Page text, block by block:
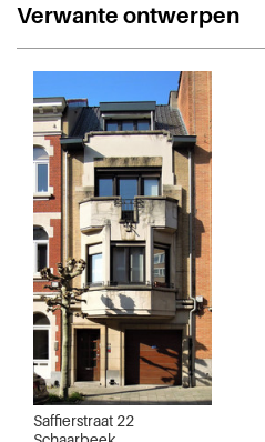
Verwante ontwerpen
Saffierstraat 22